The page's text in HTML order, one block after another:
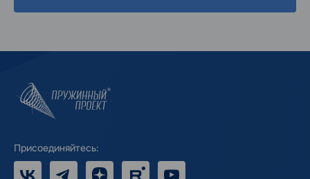
Присоединяйтесь:
VK TelegramДзен RUTUBE